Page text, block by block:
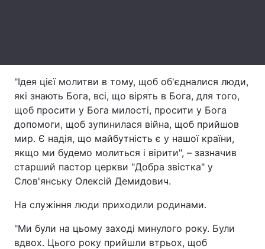
Послуги
Тема оформлення
"Ідея цієї молитви в тому, щоб об'єдналися люди,
які знають Бога, всі, що вірять в Бога, для того,
щоб просити у Бога милості, просити у Бога
допомоги, щоб зупинилася війна, щоб прийшов
мир. Є надія, що майбутність є у нашої країни,
якщо ми будемо молиться і вірити", – зазначив
старший пастор церкви "Добра звістка" у
Слов'янську Олексій Демидович.
На служіння люди приходили родинами.
"Ми були на цьому заході минулого року. Були
вдвох. Цього року прийшли втрьох, щоб